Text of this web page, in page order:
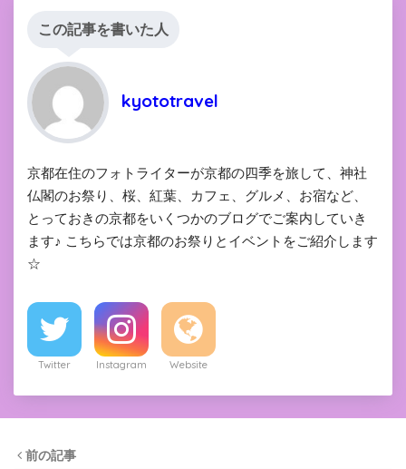
この記事を書いた人
kyototravel
京都在住のフォトライターが京都の四季を旅して、神社
仏閣のお祭り、桜、紅葉、カフェ、グルメ、お宿など、
とっておきの京都をいくつかのブログでご案内していき
ます♪ こちらでは京都のお祭りとイベントをご紹介します
☆
Twitter Instagram Website
前の記事